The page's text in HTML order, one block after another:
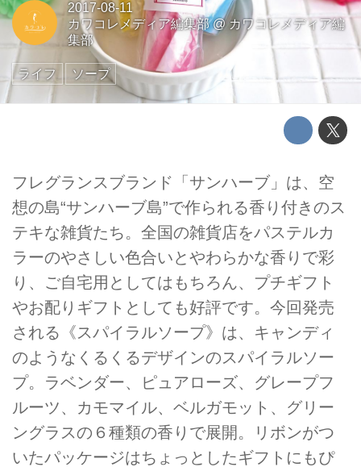
2017-08-11
カワコレメディア編集部@ カワコレメディア編
集部
ライフ ソープ
フレグランスブランド「サンハーブ」は、空
想の島“サンハーブ島”で作られる香り付きのス
テキな雑貨たち。全国の雑貨店をパステルカ
ラーのやさしい色合いとやわらかな香りで彩
り、ご自宅用としてはもちろん、プチギフト
やお配りギフトとしても好評です。今回発売
される《スパイラルソープ》は、キャンディ
のようなくるくるデザインのスパイラルソー
プ。ラベンダー、ピュアローズ、グレープフ
ルーツ、カモマイル、ベルガモット、グリー
ングラスの６種類の香りで展開。リボンがつ
いたパッケージはちょっとしたギフトにもぴ